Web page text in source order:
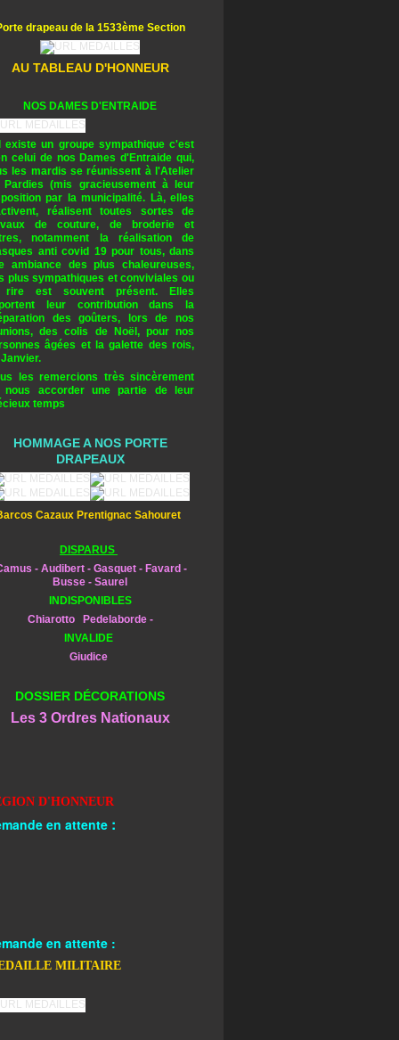
drapeau de la 1533ème Section
AU TABLEAU D'HONNEUR
NOS DAMES D'ENTRAIDE
existe un groupe sympathique c'est
celui de nos Dames d'Entraide qui,
les mardis se réunissent à l'Atelier
Pardies (mis gracieusement à leur
par la municipalité. Là, elles
réalisent toutes sortes de
de couture, de broderie et
notamment la réalisation de
anti covid 19 pour tous, dans
ambiance des plus chaleureuses,
plus sympathiques et conviviales ou
rire est souvent présent. Elles
leur contribution dans la
des goûters, lors de nos
des colis de Noël, pour nos
âgées et la galette des rois,
les remercions très sincèrement
nous accorder une partie de leur
temps
HOMMAGE A NOS PORTE
DRAPEAUX
Cazaux Prentignac Sahouret
DISPARUS
- Audibert - Gasquet - Favard -
Busse - Saurel
INDISPONIBLES
Chiarotto Pedelaborde -
INVALIDE
Giudice
DOSSIER DÉCORATIONS
Les 3 Ordres Nationaux
D'HONNEUR
en attente :
en attente :
MILITAIRE